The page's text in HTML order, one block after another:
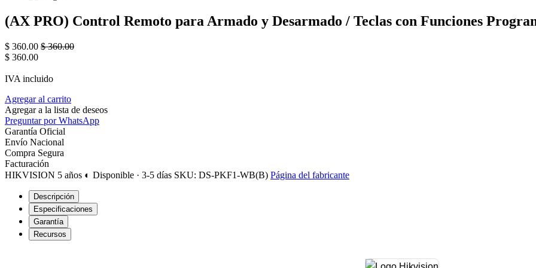
(AX PRO) Control Remoto para Armado y Desarmado / Teclas con Funciones
$ 360.00 $360.00
$ 360.00
IVA incluido
Agregar al carrito
Agregar a la lista de deseos
Preguntar por WhatsApp
Garantía Oficial
Envío Nacional
Compra Segura
Facturación
HIKVISION 5 años ◐ Disponible · 3-5 días SKU: DS-PKF1-WB(B) Página del fabricante
Descripción
Especificaciones
Garantía
Recursos